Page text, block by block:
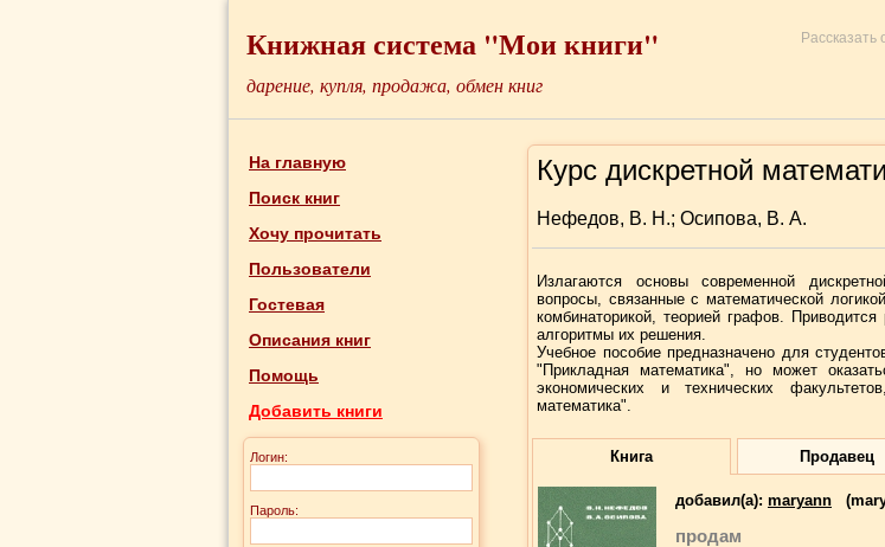
Книжная система "Мои книги" Рассказать
дарение, купля, продажа, обмен книг
На главную
Поиск книг
Хочу прочитать
Пользователи
Гостевая
Описания книг
Помощь
Добавить книги
Логин:
Пароль:
Курс дискретной
Нефедов, В. Н.; Осипова, В. А.
Излагаются основы современной
вопросы, связанные с математической
комбинаторикой, теорией графов.
алгоритмы их решения.
Учебное пособие предназначено для
"Прикладная математика", но может
экономических и технических
математика".
Книга Продавец
добавил(a): maryann
продам